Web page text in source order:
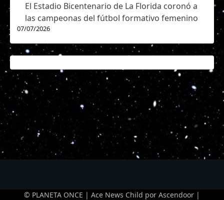
El Estadio Bicentenario de La Florida coronó a
las campeonas del fútbol formativo femenino
07/07/2026
© PLANETA ONCE | Ace News Child por Ascendoor |